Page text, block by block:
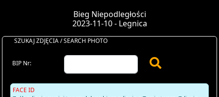
Bieg Niepodległości
2023-11-10 - Legnica
SZUKAJ ZDJĘCIA / SEARCH PHOTO
BIP Nr:
FACE ID